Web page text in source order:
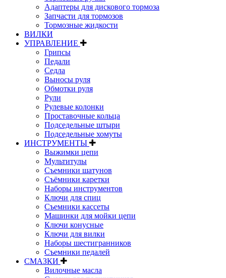
Адаптеры для дискового тормоза
Запчасти для тормозов
Тормозные жидкости
ВИЛКИ
УПРАВЛЕНИЕ
Грипсы
Педали
Седла
Выносы руля
Обмотки руля
Рули
Рулевые колонки
Проставочные кольца
Подседельные штыри
Подседельные хомуты
ИНСТРУМЕНТЫ
Выжимки цепи
Мультитулы
Съемники шатунов
Съёмники каретки
Наборы инструментов
Ключи для спиц
Съемники кассеты
Машинки для мойки цепи
Ключи конусные
Ключи для вилки
Наборы шестигранников
Съемники педалей
СМАЗКИ
Вилочные масла